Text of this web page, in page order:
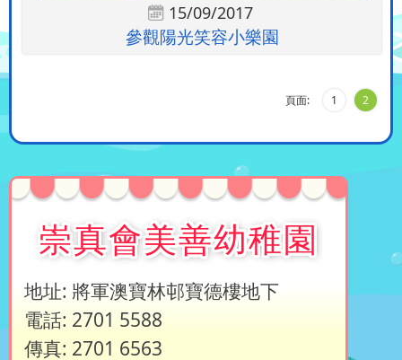
15/09/2017
參觀陽光笑容小樂園
頁面: 1 2
崇真會美善幼稚園
地址: 將軍澳寶林邨寶德樓地下
電話: 2701 5588
傳真: 2701 6563